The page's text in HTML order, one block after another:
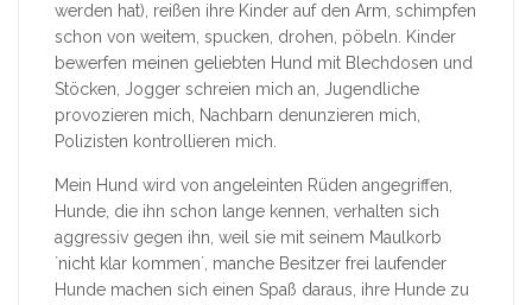
werden hat), reißen ihre Kinder auf den Arm, schimpfen
schon von weitem, spucken, drohen, pöbeln. Kinder
bewerfen meinen geliebten Hund mit Blechdosen und
Stöcken, Jogger schreien mich an, Jugendliche
provozieren mich, Nachbarn denunzieren mich,
Polizisten kontrollieren mich.
Mein Hund wird von angeleinten Rüden angegriffen,
Hunde, die ihn schon lange kennen, verhalten sich
aggressiv gegen ihn, weil sie mit seinem Maulkorb
´nicht klar kommen´, manche Besitzer frei laufender
Hunde machen sich einen Spaß daraus, ihre Hunde zu